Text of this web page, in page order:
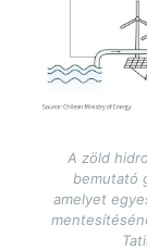
A zöld
bemutató
amelyet